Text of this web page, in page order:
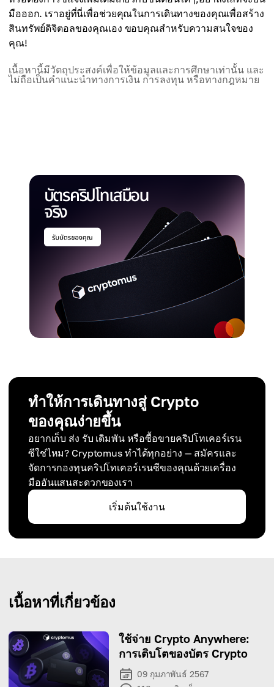
มือออก. เราอยู่ที่นี่เพื่อช่วยคุณในการเดินทางของคุณเพื่อสร้าง
สินทรัพย์ดิจิตอลของคุณเอง ขอบคุณสำหรับความสนใจของ
คุณ!
เนื้อหานี้มีวัตถุประสงค์เพื่อให้ข้อมูลและการศึกษาเท่านั้น และ
ไม่ถือเป็นคำแนะนำทางการเงิน การลงทุน หรือทางกฎหมาย
ทำให้การเดินทางสู่ Crypto
ของคุณง่ายขึ้น
อยากเก็บ ส่ง รับ เดิมพัน หรือซื้อขายคริปโทเคอร์เรน
ซีใช่ไหม? Cryptomus ทำได้ทุกอย่าง — สมัครและ
จัดการกองทุนคริปโทเคอร์เรนซีของคุณด้วยเครื่อง
มืออันแสนสะดวกของเรา
เริ่มต้นใช้งาน
เนื้อหาที่เกี่ยวข้อง
ใช้จ่าย Crypto Anywhere:
การเติบโตของบัตร Crypto
09 กุมภาพันธ์ 2567